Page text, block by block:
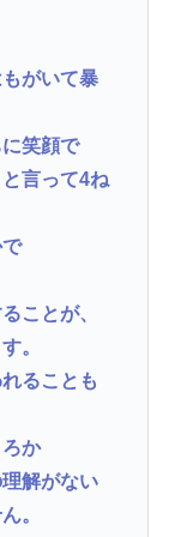
がいて暴
笑顔で
と言って4ね
ことが、
。
ることも
か
解がない
。